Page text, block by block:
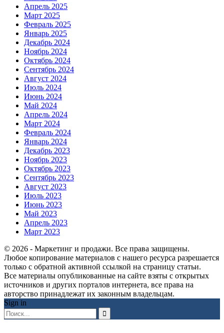
Апрель 2025
Март 2025
Февраль 2025
Январь 2025
Декабрь 2024
Ноябрь 2024
Октябрь 2024
Сентябрь 2024
Август 2024
Июль 2024
Июнь 2024
Май 2024
Апрель 2024
Март 2024
Февраль 2024
Январь 2024
Декабрь 2023
Ноябрь 2023
Октябрь 2023
Сентябрь 2023
Август 2023
Июль 2023
Июнь 2023
Май 2023
Апрель 2023
Март 2023
© 2026 - Маркетинг и продажи. Все права защищены.
Любое копирование материалов с нашего ресурса разрешается
только с обратной активной ссылкой на страницу статьи.
Все материалы опубликованные на сайте взяты с открытых
источников и других порталов интернета, все права на
авторство принадлежат их законным владельцам.
Sign in